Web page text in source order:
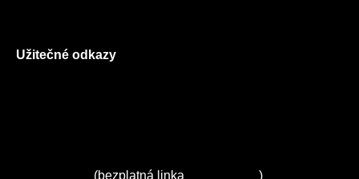
Užitečné odkazy
(bezplatná linka )